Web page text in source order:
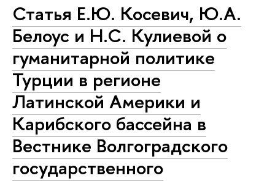
Статья Е.Ю. Косевич, Ю.А.
Белоус и Н.С. Кулиевой о
гуманитарной политике
Турции в регионе
Латинской Америки и
Карибского бассейна в
Вестнике Волгоградского
государственного